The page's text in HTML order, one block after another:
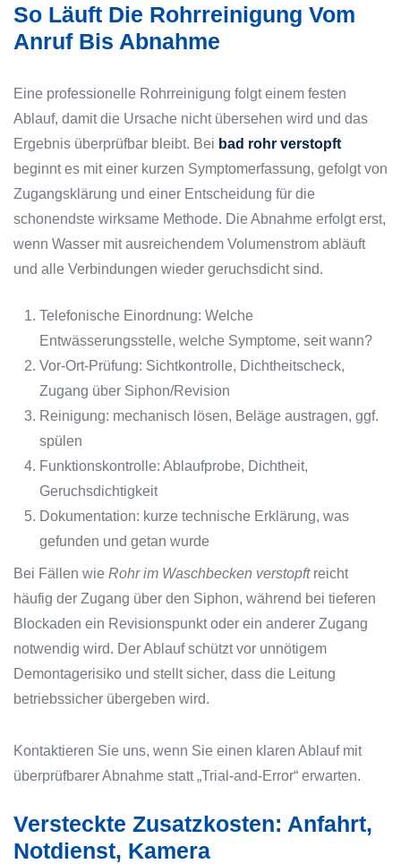
So Läuft Die Rohrreinigung Vom
Anruf Bis Abnahme
Eine professionelle Rohrreinigung folgt einem festen
Ablauf, damit die Ursache nicht übersehen wird und das
Ergebnis überprüfbar bleibt. Bei bad rohr verstopft
beginnt es mit einer kurzen Symptomerfassung, gefolgt von
Zugangsklärung und einer Entscheidung für die
schonendste wirksame Methode. Die Abnahme erfolgt erst,
wenn Wasser mit ausreichendem Volumenstrom abläuft
und alle Verbindungen wieder geruchsdicht sind.
Telefonische Einordnung: Welche
Entwässerungsstelle, welche Symptome, seit wann?
Vor-Ort-Prüfung: Sichtkontrolle, Dichtheitscheck,
Zugang über Siphon/Revision
Reinigung: mechanisch lösen, Beläge austragen, ggf.
spülen
Funktionskontrolle: Ablaufprobe, Dichtheit,
Geruchsdichtigkeit
Dokumentation: kurze technische Erklärung, was
gefunden und getan wurde
Bei Fällen wie Rohr im Waschbecken verstopftreicht
häufig der Zugang über den Siphon, während bei tieferen
Blockaden ein Revisionspunkt oder ein anderer Zugang
notwendig wird. Der Ablauf schützt vor unnötigem
Demontagerisiko und stellt sicher, dass die Leitung
betriebssicher übergeben wird.
Kontaktieren Sie uns, wenn Sie einen klaren Ablauf mit
überprüfbarer Abnahme statt „Trial-and-Error“ erwarten.
Versteckte Zusatzkosten: Anfahrt,
Notdienst, Kamera